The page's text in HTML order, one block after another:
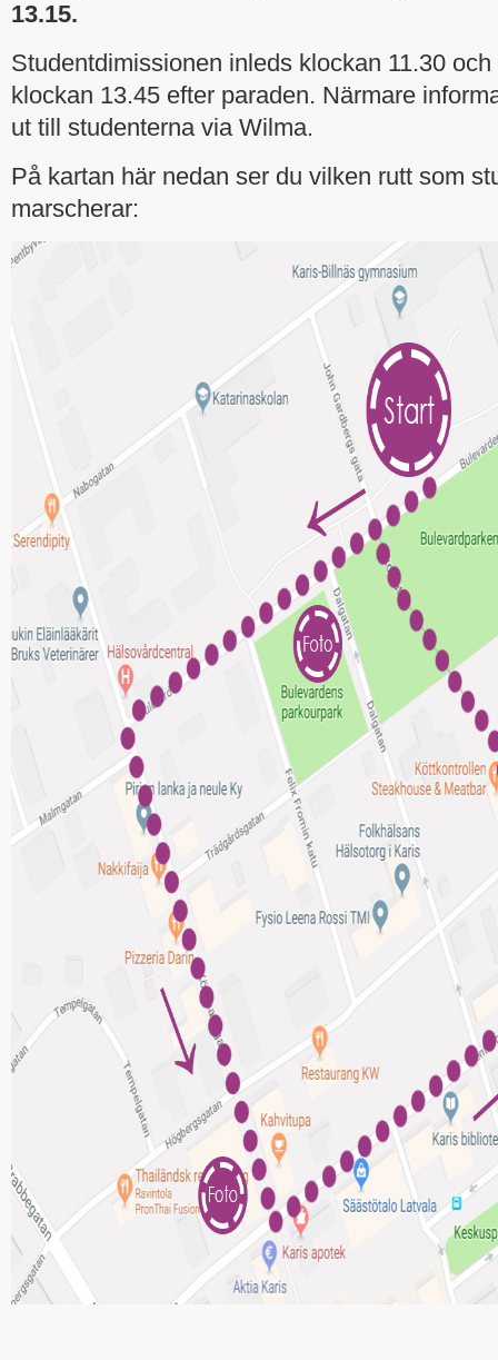
13.15.
Studentdimissionen inleds klockan 11.30
klockan 13.45 efter paraden. Närmare
ut till studenterna via Wilma.
På kartan här nedan ser du vilken rutt som
marscherar: